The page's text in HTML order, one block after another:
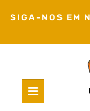
SIGA-NOS EM